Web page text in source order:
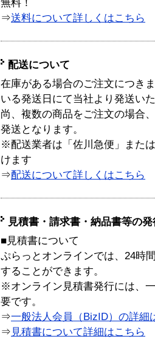
無料！
⇒送料について詳しくはこちら
配送について
在庫がある場合のご注文につき
いる発送日にて当社より発送い
尚、複数の商品をご注文の場合
発送となります。
※配送業者は「佐川急便」また
けます
⇒配送について詳しくはこちら
見積書・請求書・納品書等の
■見積書について
ぷらっとオンラインでは、24時
することができます。
※オンライン見積書発行には、
要です。
⇒一般法人会員（BizID）の詳細
⇒ 見積書について詳細はこちら